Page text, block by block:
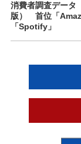
消費者調査データ
版） 首位「
「Spotify」